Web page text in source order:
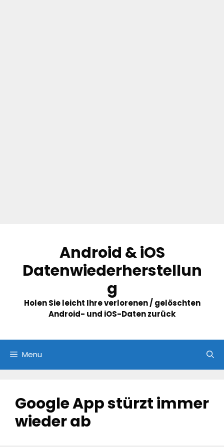
content
Android & iOS
Datenwiederherstellun
g
Holen Sie leicht Ihre verlorenen / gelöschten
Android- und iOS-Daten zurück
Menu
Google App stürzt immer
wieder ab